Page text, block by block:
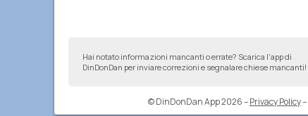
Hai notato informazioni mancanti o errate? Scarica l'app di
DinDonDan per inviare correzioni e segnalare chiese mancanti!
© DinDonDan App 2026–Privacy Policy–